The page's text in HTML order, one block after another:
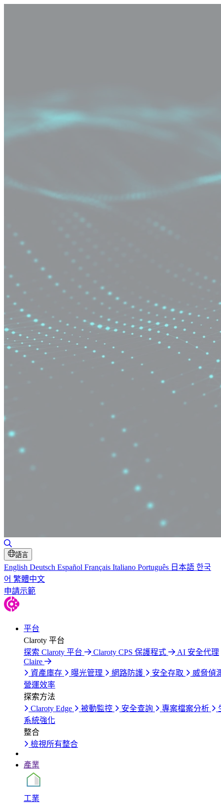
切換搜尋
語言
English Deutsch Español Français Italiano Português 日本語 한국
어 繁體中文
申請示範
平台
Claroty 平台
探索 Claroty 平台
Claroty CPS 保護程式
AI 安全代理
Claire
資產庫存
曝光管理 網路防護 安全存取
威脅偵
營運效率
探索方法
Claroty Edge
被動監控 安全查詢 專案檔案分析
系統強化
整合
檢視所有整合
產業
工業